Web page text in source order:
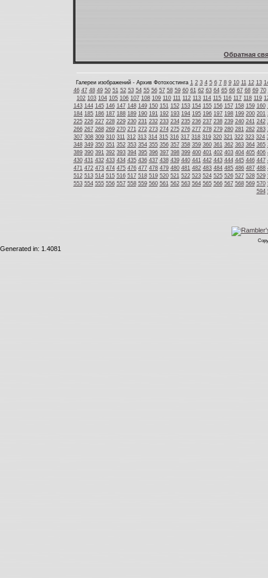
Обратная
Галереи изображений - Архив Фотохостинга 1 2 3 4 5 6 7 8 9 10 11 12 13
46 47 48 49 50 51 52 53 54 55 56 57 58 59 60 61 62 63 64 65 66 67 68 69 70
102 103 104 105 106 107 108 109 110 111 112 113 114 115 116 117 118 119
143 144 145 146 147 148 149 150 151 152 153 154 155 156 157 158 159 160
184 185 186 187 188 189 190 191 192 193 194 195 196 197 198 199 200 201
225 226 227 228 229 230 231 232 233 234 235 236 237 238 239 240 241 242
266 267 268 269 270 271 272 273 274 275 276 277 278 279 280 281 282 283
307 308 309 310 311 312 313 314 315 316 317 318 319 320 321 322 323 324
348 349 350 351 352 353 354 355 356 357 358 359 360 361 362 363 364 365
389 390 391 392 393 394 395 396 397 398 399 400 401 402 403 404 405 406
430 431 432 433 434 435 436 437 438 439 440 441 442 443 444 445 446 447
471 472 473 474 475 476 477 478 479 480 481 482 483 484 485 486 487 488
512 513 514 515 516 517 518 519 520 521 522 523 524 525 526 527 528 529
553 554 555 556 557 558 559 560 561 562 563 564 565 566 567 568 569 570
594
Generated in: 1.4081